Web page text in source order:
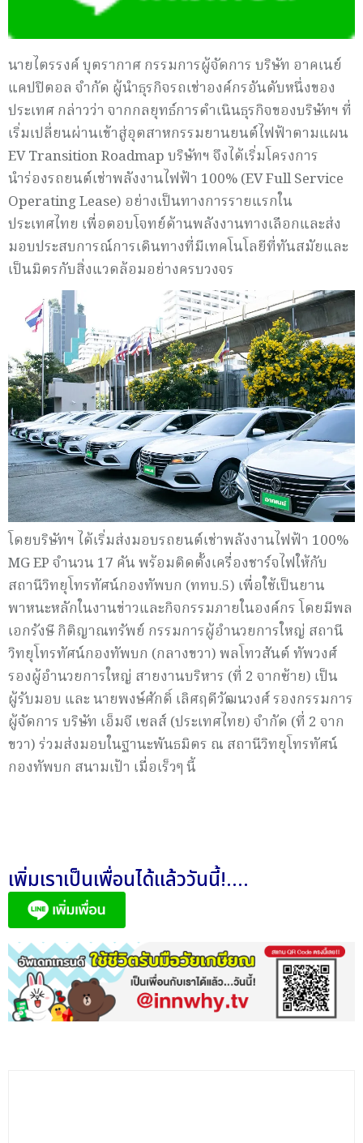
นายไตรรงค์ บุตรากาศ กรรมการผู้จัดการ บริษัท อาคเนย์
แคปปิตอล จำกัด ผู้นำธุรกิจรถเช่าองค์กรอันดับหนึ่งของ
ประเทศ กล่าวว่า จากกลยุทธ์การดำเนินธุรกิจของบริษัทฯ ที่
เริ่มเปลี่ยนผ่านเข้าสู่อุตสาหกรรมยานยนต์ไฟฟ้าตามแผน
EV Transition Roadmap บริษัทฯ จึงได้เริ่มโครงการ
นำร่องรถยนต์เช่าพลังงานไฟฟ้า 100% (EV Full Service
Operating Lease) อย่างเป็นทางการรายแรกใน
ประเทศไทย เพื่อตอบโจทย์ด้านพลังงานทางเลือกและส่ง
มอบประสบการณ์การเดินทางที่มีเทคโนโลยีที่ทันสมัยและ
เป็นมิตรกับสิ่งแวดล้อมอย่างครบวงจร
โดยบริษัทฯ ได้เริ่มส่งมอบรถยนต์เช่าพลังงานไฟฟ้า 100%
MG EP จำนวน 17 คัน พร้อมติดตั้งเครื่องชาร์จไฟให้กับ
สถานีวิทยุโทรทัศน์กองทัพบก (ททบ.5) เพื่อใช้เป็นยาน
พาหนะหลักในงานข่าวและกิจกรรมภายในองค์กร โดยมีพล
เอกรังษี กิติญาณทรัพย์ กรรมการผู้อำนวยการใหญ่ สถานี
วิทยุโทรทัศน์กองทัพบก (กลางขวา) พลโทวสันต์ ทัพวงศ์
รองผู้อำนวยการใหญ่ สายงานบริหาร (ที่ 2 จากซ้าย) เป็น
ผู้รับมอบ และ นายพงษ์ศักดิ์ เลิศฤดีวัฒนวงศ์ รองกรรมการ
ผู้จัดการ บริษัท เอ็มจี เซลส์ (ประเทศไทย) จำกัด (ที่ 2 จาก
ขวา) ร่วมส่งมอบในฐานะพันธมิตร ณ สถานีวิทยุโทรทัศน์
กองทัพบก สนามเป้า เมื่อเร็วๆ นี้
เพิ่มเราเป็นเพื่อนได้แล้ววันนี้!....